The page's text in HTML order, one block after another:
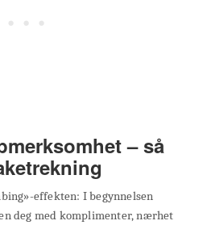
– så
effekten: I begynnelsen
deg med komplimenter, nærhet